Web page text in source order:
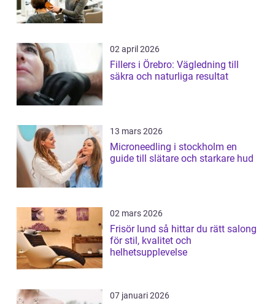
02 april 2026
Fillers i Örebro: Vägledning till
säkra och naturliga resultat
13 mars 2026
Microneedling i stockholm en
guide till slätare och starkare hud
02 mars 2026
Frisör lund så hittar du rätt salong
för stil, kvalitet och
helhetsupplevelse
07 januari 2026